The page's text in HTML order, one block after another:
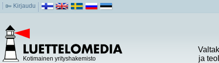
Kirjaudu
Kotimainen yrityshakemisto
ja